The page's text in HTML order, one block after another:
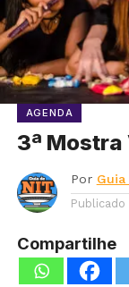
AGENDA
3ª Mostra
Por
Publicado
Compartilhe